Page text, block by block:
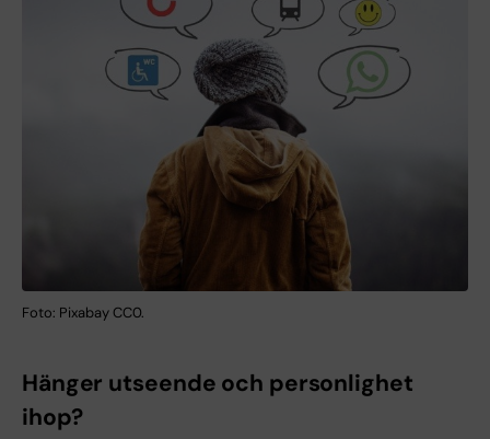
Foto: Pixabay CC0.
Hänger utseende och personlighet
ihop?